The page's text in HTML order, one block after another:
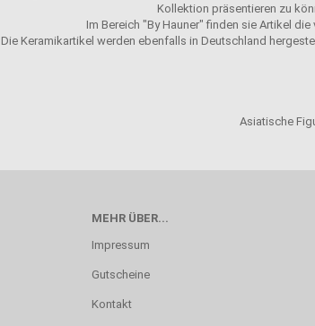
Kollektion präsentieren zu
Im Bereich "By Hauner" finden sie Artikel
Die Keramikartikel werden ebenfalls in Deutschland
Asiatische
MEHR ÜBER...
Impressum
Gutscheine
Kontakt